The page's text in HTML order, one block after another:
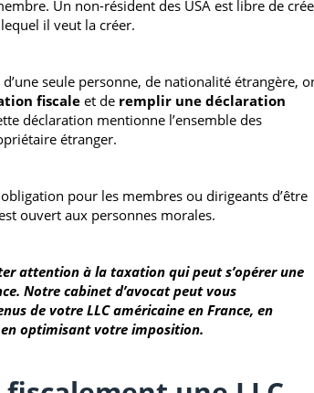
Un non-résident des USA est libre de
il veut la créer.
seule personne, de nationalité étrangère,
fiscale et de remplir une déclaration
déclaration mentionne l’ensemble des
étranger.
pour les membres ou dirigeants d’être
ouvert aux personnes morales.
attention à la taxation qui peut s’opérer une
Notre cabinet d’avocat peut vous
de votre LLC américaine en France, en
optimisant votre imposition.